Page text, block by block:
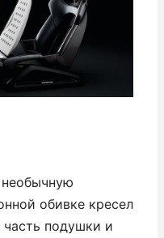
необычную
обивке кресел
подушки и